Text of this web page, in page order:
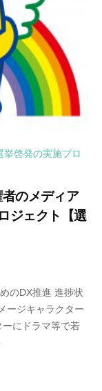
啓発の実施プロ
のメディア
ジェクト【選
のDX推進 進捗状
ージキャラクター
にドラマ等で若